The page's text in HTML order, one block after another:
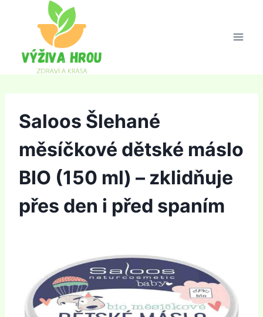
Saloos Šlehané
měsíčkové dětské máslo
BIO (150 ml) – zklidňuje
přes den i před spaním